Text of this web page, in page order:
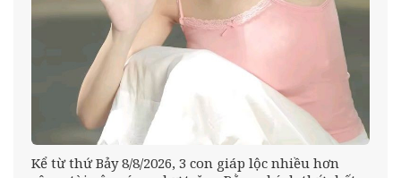
Kể từ thứ Bảy 8/8/2026, 3 con giáp lộc nhiều hơn